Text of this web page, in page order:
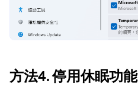
方法4. 停用休眠功能